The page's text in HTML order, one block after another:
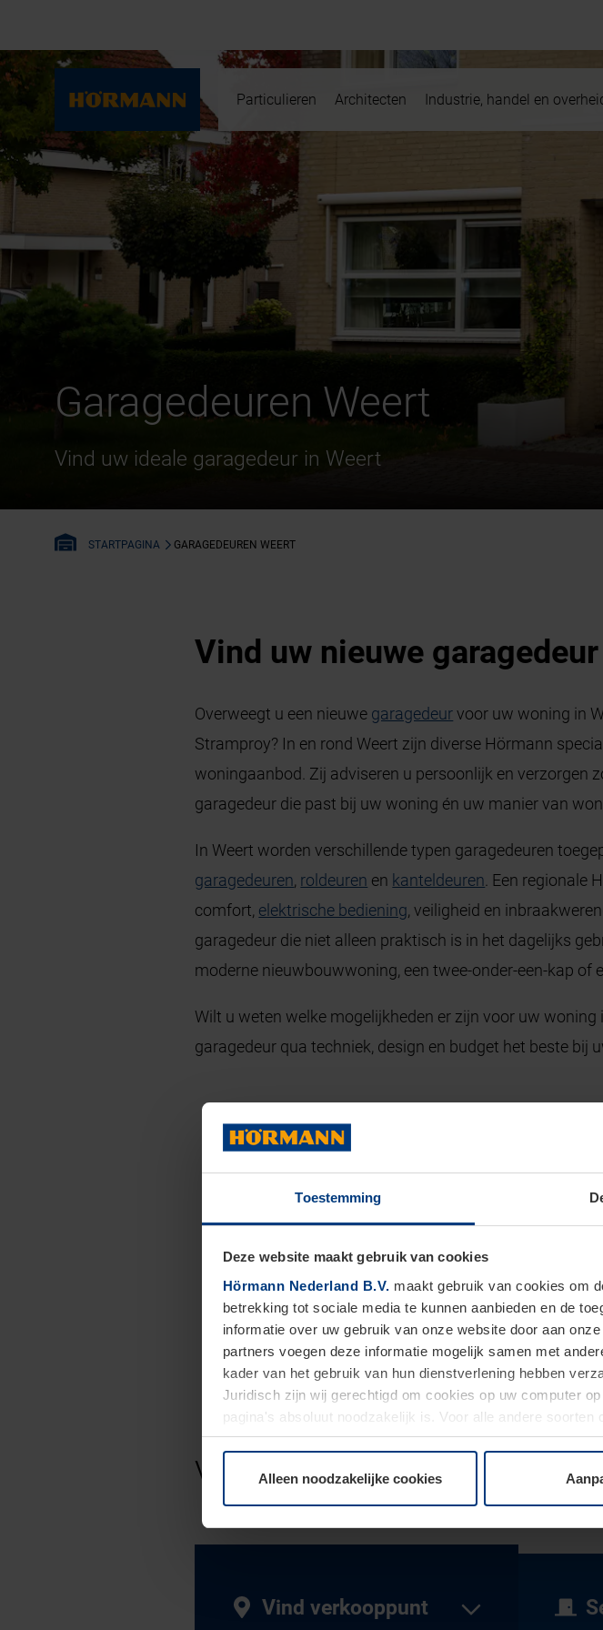
Toestemming
Deze website maakt gebruik van cookies
Hörmann Nederland B.V. maakt gebruik van cookies om
betrekking tot sociale media te kunnen aanbieden en de
informatie over uw gebruik van onze website door aan
partners voegen deze informatie mogelijk samen met
kader van het gebruik van hun dienstverlening hebben
Juridisch zijn wij gerechtigd om cookies op uw computer
pagina's absoluut noodzakelijk is. Voor alle andere
elk moment bij de uitleg van de cookies op pagina
Alleen noodzakelijke cookies
Particulieren Architecten Industrie, handel en
Garagedeuren Weert
Vind uw ideale garagedeur in Weert
STARTPAGINA GARAGEDEUREN WEERT
Vind uw nieuwe
Overweegt u een nieuwe garagedeurvoor uw woning in
Stramproy? In en rond Weert zijn diverse Hörmann
woningaanbod. Zij adviseren u persoonlijk en verzorgen
garagedeur die past bij uw woning én uw manier van
In Weert worden verschillende typen garagedeuren
garagedeuren, roldeuren en kanteldeuren. Een regionale
comfort, elektrische bediening, veiligheid en
garagedeur die niet alleen praktisch is in het dagelijks
moderne nieuwbouwwoning, een twee-onder-een-kap
Wilt u weten welke mogelijkheden er zijn voor uw
garagedeur qua techniek, design en budget het beste bij
Vind een dealerin Weert
Vind verkooppunt